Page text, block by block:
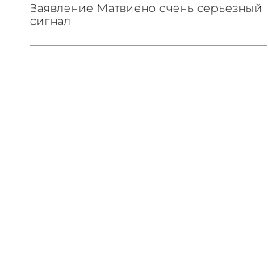
Заявление Матвиено очень серьезный
сигнал